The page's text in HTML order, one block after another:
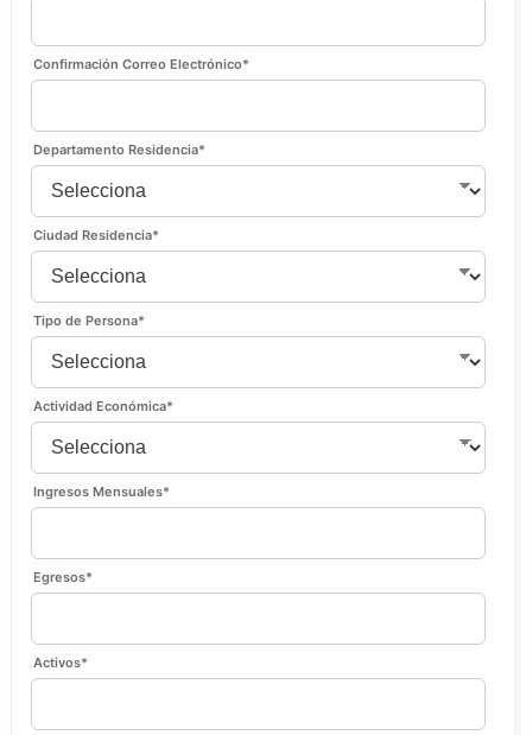
Confirmación Correo Electrónico*
Departamento Residencia*
Ciudad Residencia*
Tipo de Persona*
Actividad Económica*
Ingresos Mensuales*
Egresos*
Activos*